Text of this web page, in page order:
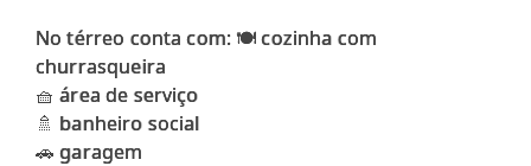
No térreo conta com: 🍽️ cozinha com
churrasqueira
🧺 área de serviço
🚿 banheiro social
🚗 garagem